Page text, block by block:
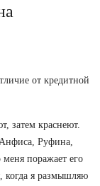
от кредитной
затем краснеют.
Руфина,
поражает его
когда я размышляю